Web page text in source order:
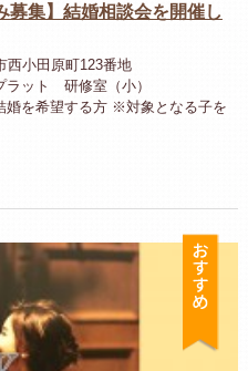
募集】結婚相談会を開催し
小田原町123番地
ラット 研修室（小）
婚を希望する方 ※対象となる子を
お